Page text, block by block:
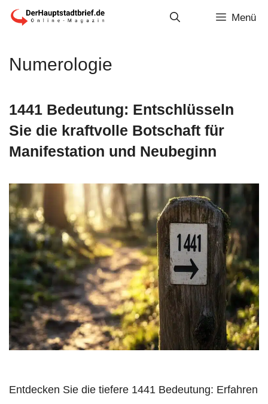
Zum
Menü
Numerologie
1441 Bedeutung: Entschlüsseln
Sie die kraftvolle Botschaft für
Manifestation und Neubeginn
Entdecken Sie die tiefere 1441 Bedeutung: Erfahren